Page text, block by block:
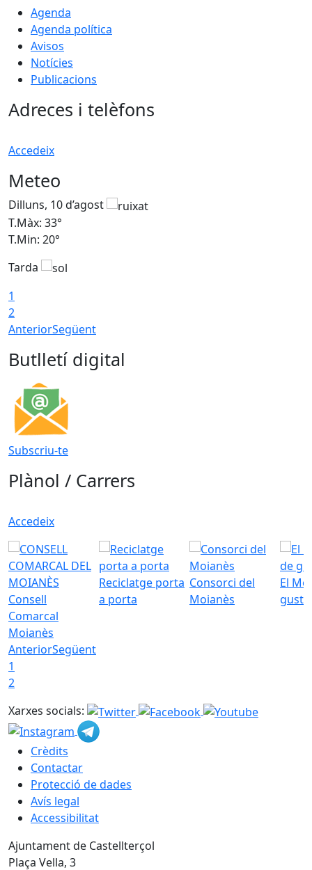
Agenda
Agenda política
Avisos
Notícies
Publicacions
Adreces i telèfons
Accedeix
Meteo
Dilluns, 10 d’agost
T.Màx: 33°
T.Min: 20°
Tarda
1
2
AnteriorSegüent
Butlletí digital
Subscriu-te
Plànol / Carrers
Accedeix
Consell
Comarcal
Moianès
Reciclatge porta
a porta
Consorci del
Moianès
El
gust
AnteriorSegüent
1
2
Xarxes socials:
Crèdits
Contactar
Protecció de dades
Avís legal
Accessibilitat
Ajuntament de Castellterçol
Plaça Vella, 3